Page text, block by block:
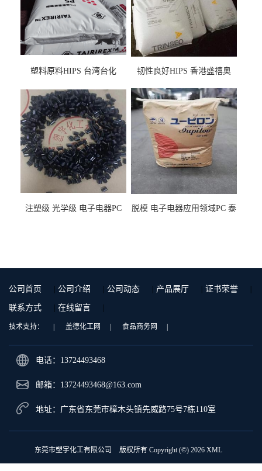
塑料原料HIPS 台湾台化
用料
韧性良好HIPS 香港盛禧奥
注塑级 光学级 电子电器PC
脱模 电子电器应用领域PC 泰
公司首页 | 公司介绍 | 公司动态 | 产品展厅 | 证书荣誉 |
联系方式 | 在线留言 |
技术支持： | 盖德化工网 | 食品商务网 |
电话：13724493468
邮箱： 13724493468@163.com
地址：广东省东莞市樟木头镇先威路75号7栋110室
东莞市塑宇化工有限公司 版权所有 Copyright (©) 2026 XML